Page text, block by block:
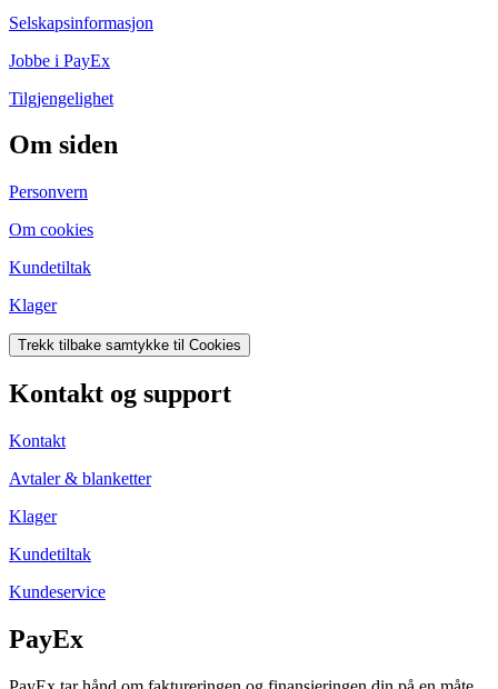
Selskapsinformasjon
Jobbe i PayEx
Tilgjengelighet
Om siden
Personvern
Om cookies
Kundetiltak
Klager
Trekk tilbake samtykke til Cookies
Kontakt og support
Kontakt
Avtaler & blanketter
Klager
Kundetiltak
Kundeservice
PayEx